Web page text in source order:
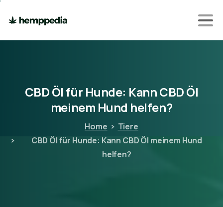
CBDÖl für Hunde: KannCBDÖl
meinem Hund helfen?
Home
Tiere
CBD Öl für Hunde: Kann CBD Öl meinem Hund
helfen?